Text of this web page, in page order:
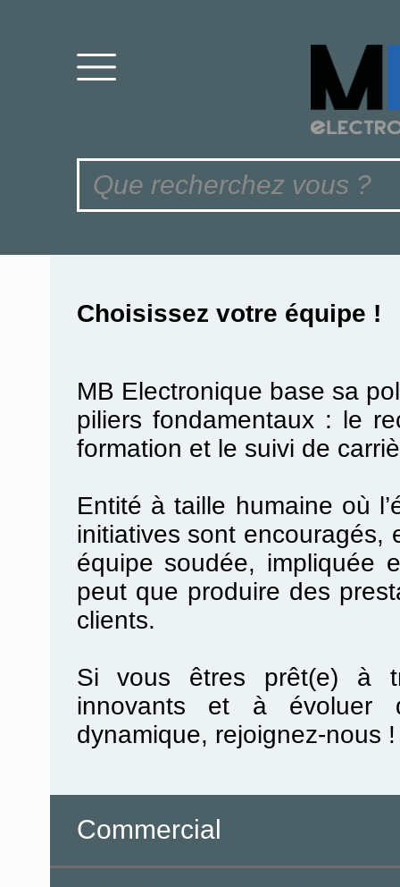
Choisissez votre équipe !
MB Electronique base sa
piliers fondamentaux : le
formation et le suivi de
Entité à taille humaine où l’
initiatives sont encouragés,
équipe soudée, impliquée
peut que produire des
clients.
Si vous êtres prêt(e) à
innovants et à évoluer
dynamique, rejoignez-nous
Commercial